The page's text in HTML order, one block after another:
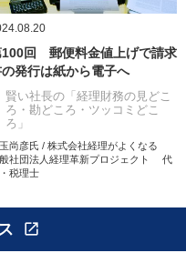
100回 郵便料金値上げで請求
発行は紙から電子へ
賢い社長の「経理財務の見どこ
ろ・勘どころ・ツッコミどこ
ろ」
尚彦氏 / 株式会社経理がよくなる
社団法人経理革新プロジェクト 代
税理士
open_in_new